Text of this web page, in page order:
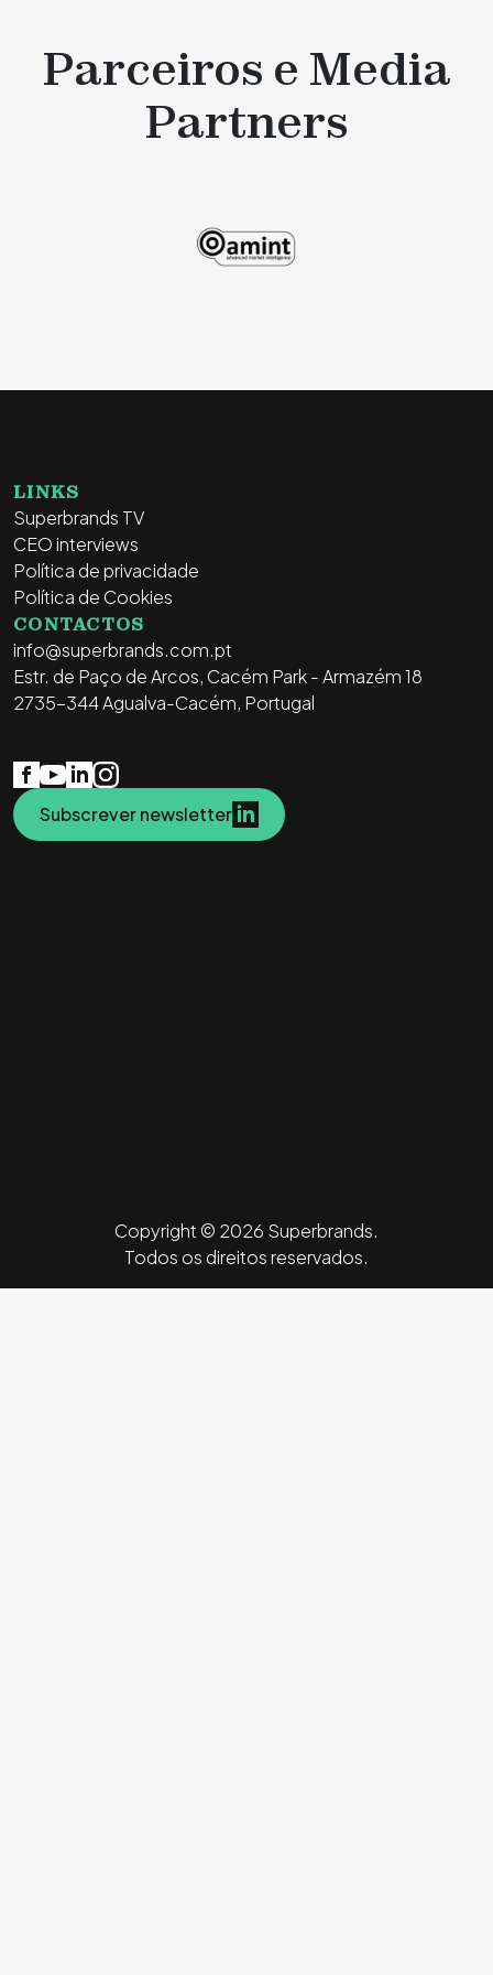
Parceiros e Media
Partners
LINKS
Superbrands TV
CEO interviews
Política de privacidade
Política de Cookies
CONTACTOS
info@superbrands.com.pt
Estr. de Paço de Arcos, Cacém Park - Armazém 18
2735-344 Agualva-Cacém, Portugal
Subscrever newsletter
Copyright © 2026 Superbrands.
Todos os direitos reservados.